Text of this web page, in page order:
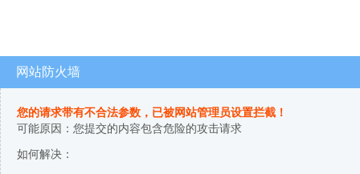
网站防火墙
您的请求带有不合法参数，已被网站管理员设置拦截！
可能原因：您提交的内容包含危险的攻击请求
如何解决：